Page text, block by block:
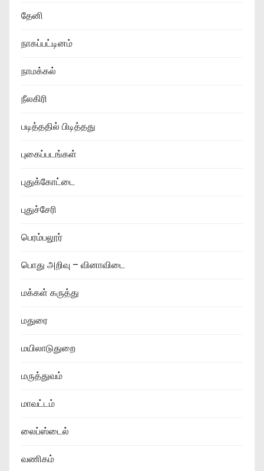
தேனி
நாகப்பட்டினம்
நாமக்கல்
நீலகிரி
படித்ததில் பிடித்தது
புகைப்படங்கள்
புதுக்கோட்டை
புதுச்சேரி
பெரம்பலூர்
பொது அறிவு – வினாவிடை
மக்கள் கருத்து
மதுரை
மயிலாடுதுறை
மருத்துவம்
மாவட்டம்
லைப்ஸ்டைல்
வணிகம்